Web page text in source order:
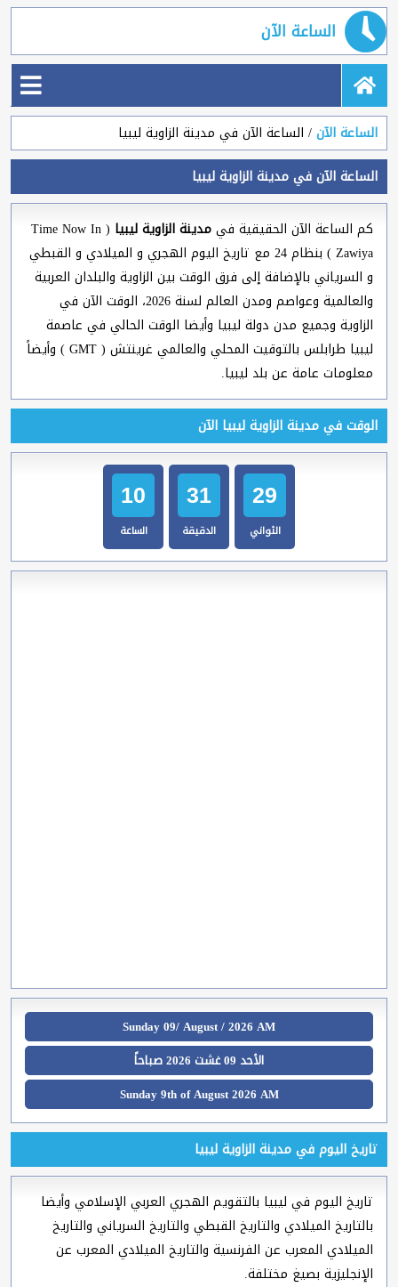
الساعة الآن
الساعة الآن الساعة الآن في مدينة الزاوية ليبيا
الساعة الآن في مدينة الزاوية ليبيا
كم الساعة الآن الحقيقية فيمدينة الزاوية ليبيا
( Time Now In
Zawiya ) بنظام 24 مع تاريخ اليوم الهجري و الميلادي و القبطي
و السرياني بالإضافة إلى فرق الوقت بين الزاوية والبلدان العربية
والعالمية وعواصم ومدن العالم لسنة 2026، الوقت الآن في
الزاوية وجميع مدن دولة ليبيا وأيضا الوقت الحالي في عاصمة
ليبيا طرابلس بالتوقيت المحلي والعالمي غرينتش ( GMT ) وأيضاً
معلومات عامة عن بلد ليبيا.
الوقت في مدينة الزاوية ليبيا الآن
10
الساعة
31
الدقيقة
30
الثواني
Sunday 09/ August / 2026 AM
الأحد 09 غشت 2026 صباحاً
Sunday 9th of August 2026 AM
تاريخ اليوم في مدينة الزاوية ليبيا
تاريخ اليوم في ليبيا بالتقويم الهجري العربي الإسلامي وأيضا
بالتاريخ الميلادي والتاريخ القبطي والتاريخ السرياني والتاريخ
الميلادي المعرب عن الفرنسية والتاريخ الميلادي المعرب عن
الإنجليزية بصيغ مختلفة.